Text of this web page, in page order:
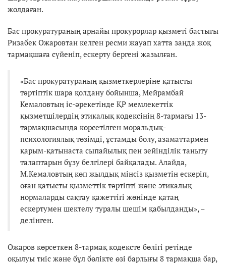
жолдаған.
Бас прокуратураның арнайы прокурорлар қызметі бастығы
Ризабек Ожаровтан келген ресми жауап хатта заңда жоқ
тармақшаға сүйеніп, ескерту бергені жазылған.
«Бас прокуратураның қызметкерлеріне қатысты
тәртіптік шара қолдану бойынша, Мейрамбай
Кемаловтың іс-әрекетінде ҚР мемлекеттік
қызметшілердің этикалық кодексінің 8-тармағы 13-
тармақшасында көрсетілген моральдық-
психологиялық төзімді, ұстамды болу, азаматтармен
қарым-қатынаста сыпайылық пен зейінділік таныту
талаптарын бұзу белгілері байқалады. Алайда,
М.Кемаловтың көп жылдық мінсіз қызметін ескеріп,
оған қатысты қызметтік тәртіпті және этикалық
нормаларды сақтау қажеттігі жөнінде қатаң
ескертумен шектелу туралы шешім қабылданды», –
делінген.
Ожаров көрсеткен 8-тармақ кодексте бөлігі ретінде
оқылуы тиіс және бұл бөлікте өзі барлығы 8 тармақша бар,